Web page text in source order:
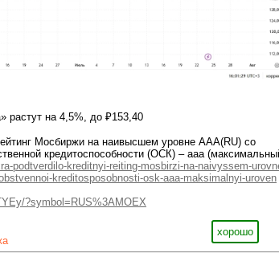
растут на 4,5%, до ₽153,40
Мосбиржи на наивысшем уровне AAA(RU) со
кредитоспособности (ОСК) – aaa
podtverdilo-kreditnyi-reiting-mosbirzi-na-naivyssem-
kreditosposobnosti-osk-aaa-maksimalnyi-uroven
?symbol=RUS%3AMOEX
хорошо